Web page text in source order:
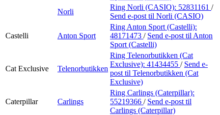
Norli
Ring Norli (CASIO): 52831161 /
Send e-post til Norli (CASIO)
Castelli Anton Sport
Ring Anton Sport (Castelli):
48171473 / Send e-post til Anton
Sport (Castelli)
Cat Exclusive Telenorbutikken
Ring Telenorbutikken (Cat
Exclusive): 41434455 / Send e-
post til Telenorbutikken (Cat
Exclusive)
Caterpillar Carlings
Ring Carlings (Caterpillar):
55219366 / Send e-post til
Carlings (Caterpillar)